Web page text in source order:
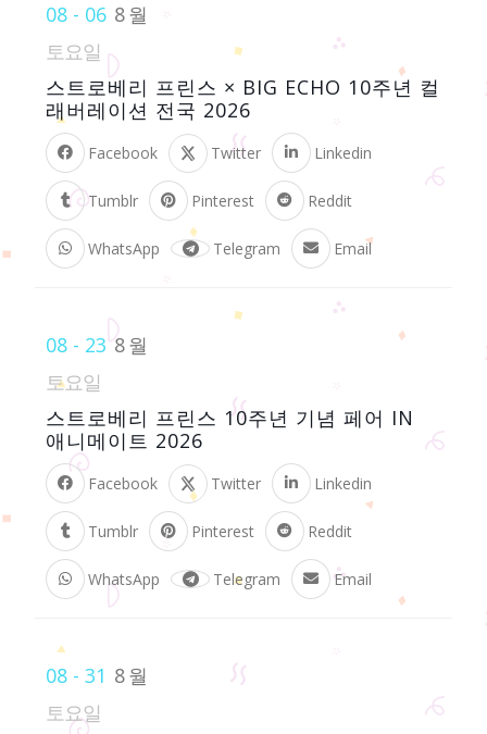
08 - 06 8월
토요일
스트로베리 프린스 × BIG ECHO 10주년 컬
래버레이션 전국 2026
Facebook Twitter Linkedin
Tumblr Pinterest Reddit
WhatsApp Telegram Email
08 - 23 8월
토요일
스트로베리 프린스 10주년 기념 페어 IN
애니메이트 2026
Facebook Twitter Linkedin
Tumblr Pinterest Reddit
WhatsApp Telegram Email
08 - 31 8월
토요일